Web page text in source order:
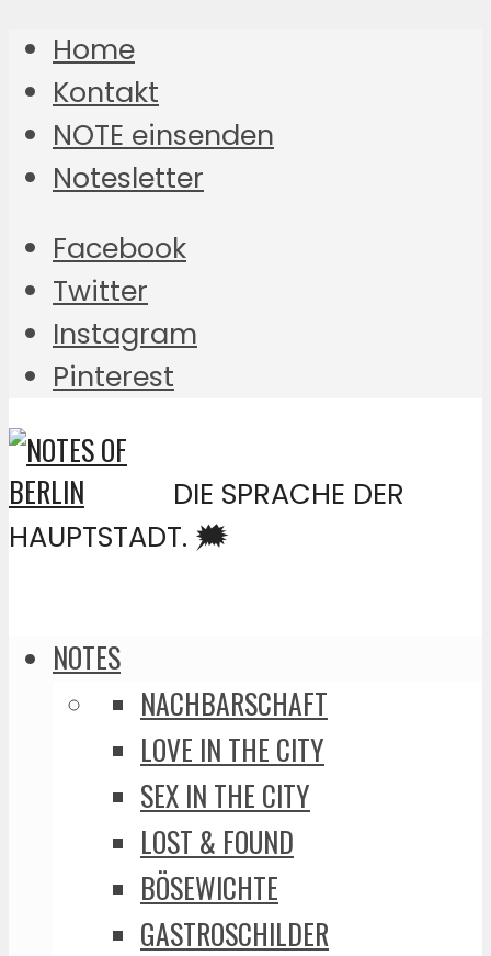
Home
Kontakt
NOTE einsenden
Notesletter
Facebook
Twitter
Instagram
Pinterest
DIE SPRACHE DER
HAUPTSTADT. 🗯️
NOTES
NACHBARSCHAFT
LOVE IN THE CITY
SEX IN THE CITY
LOST & FOUND
BÖSEWICHTE
GASTROSCHILDER